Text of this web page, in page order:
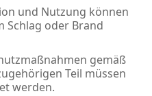
und Nutzung können
Schlag oder Brand
gemäß
Teil müssen
werden.